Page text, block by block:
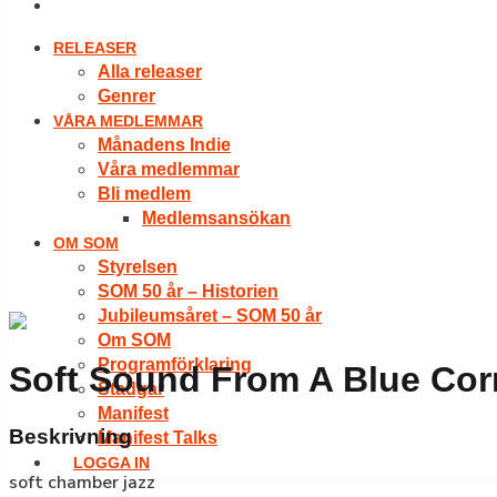
RELEASER
Alla releaser
Genrer
VÅRA MEDLEMMAR
Månadens Indie
Våra medlemmar
Bli medlem
Medlemsansökan
OM SOM
Styrelsen
SOM 50 år – Historien
Jubileumsåret – SOM 50 år
Om SOM
Programförklaring
Stadgar
Manifest
Manifest Talks
LOGGA IN
Soft Sound From A Blue
Beskrivning
soft chamber jazz